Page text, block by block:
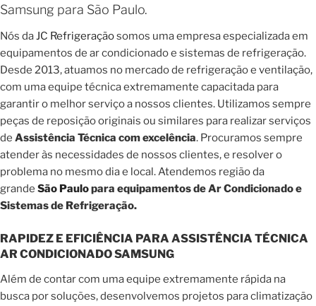
Samsung para São Paulo.
Nós daJC Refrigeraçãosomos uma empresa especializada em
equipamentos de ar condicionado e sistemas de refrigeração.
Desde 2013, atuamos no mercado de refrigeração e ventilação,
com uma equipe técnica extremamente capacitada para
garantir o melhor serviço a nossos clientes. Utilizamos sempre
peças de reposição originais ou similares para realizar serviços
de Assistência Técnica com excelência. Procuramos sempre
atender às necessidades de nossos clientes, e resolver o
problema no mesmo dia e local. Atendemos região da
grande São Paulopara equipamentos de Ar Condicionado e
Sistemas de Refrigeração.
RAPIDEZ E EFICIÊNCIA PARA ASSISTÊNCIA TÉCNICA
AR CONDICIONADO SAMSUNG
Além de contar com uma equipe extremamente rápida na
busca por soluções, desenvolvemos projetos para climatização